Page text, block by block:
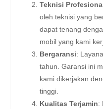
Teknisi Profesional
oleh teknisi yang
dapat tenang
mobil yang kami
Bergaransi:
tahun. Garansi ini
kami dikerjakan
tinggi.
Kualitas Terjamin: